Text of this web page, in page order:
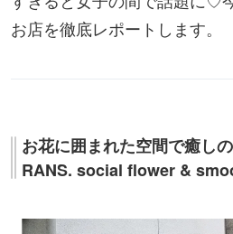
お店を徹底レポートします。
お花に囲まれた空間で癒し
RANS. social flower &